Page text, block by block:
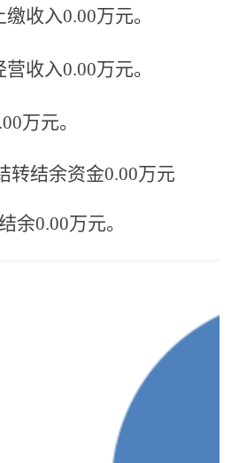
缴收入0.00万元。
营收入0.00万元。
.00万元。
转结余资金0.00万元
余0.00万元。